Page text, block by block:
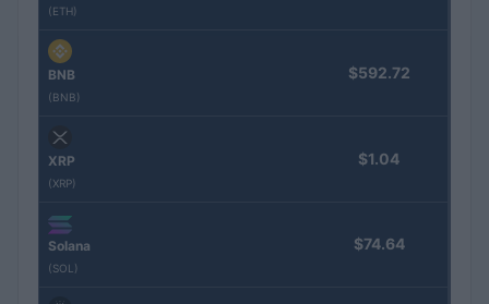
(ETH)
BNB
(BNB)
$592.72
XRP
(XRP)
$1.04
Solana
(SOL)
$74.64